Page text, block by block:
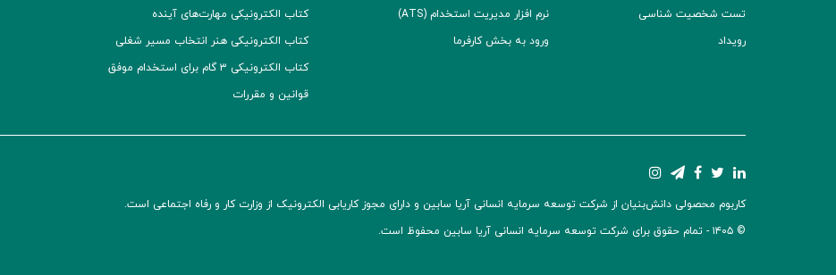
تست شخصیت شناسی
رویداد
نرم افزار مدیریت استخدام (ATS)
ورود به بخش کارفرما
کتاب الکترونیکی مهارت‌های آینده
کتاب الکترونیکی هنر انتخاب مسیر شغلی
کتاب الکترونیکی ۳ گام برای استخدام موفق
قوانین و مقررات
کاربوم محصولی دانش‌بنیان از شرکت توسعه سرمایه انسانی آریا سابین و دارای مجوز کاریابی الکترونیک از وزارت کار و رفاه اجتماعی است.
© ۱۴۰۵ -
تمام حقوق برای شرکت توسعه سرمایه انسانی آریا سابین محفوظ است.